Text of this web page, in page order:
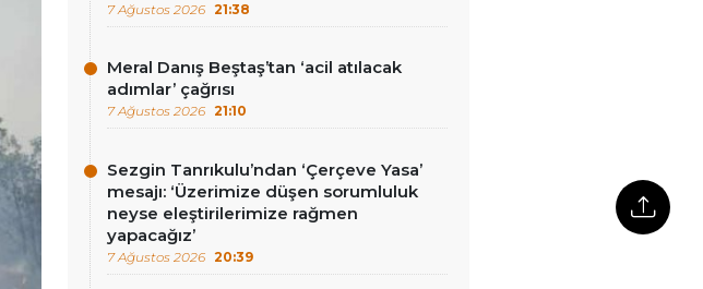
7 Ağustos 2026 21:38
Meral Danış Beştaş’tan ‘acil atılacak
adımlar’ çağrısı
7 Ağustos 2026 21:10
Sezgin Tanrıkulu’ndan ‘Çerçeve Yasa’
mesajı: ‘Üzerimize düşen sorumluluk
neyse eleştirilerimize rağmen
yapacağız’
7 Ağustos 2026 20:39